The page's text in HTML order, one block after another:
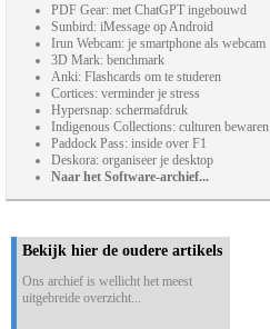
PDF Gear: met ChatGPT ingebouwd
Sunbird: iMessage op Android
Irun Webcam: je smartphone als webcam
3D Mark: benchmark
Anki: Flashcards om te studeren
Cortices: verminder je stress
Hypersnap: schermafdruk
Indigenous Collections: culturen bewaren
Paddock Pass: inside over F1
Deskora: organiseer je desktop
Naar het Software-archief...
Bekijk hier de oudere artikels
Ons archief is wellicht het meest
uitgebreide overzicht...